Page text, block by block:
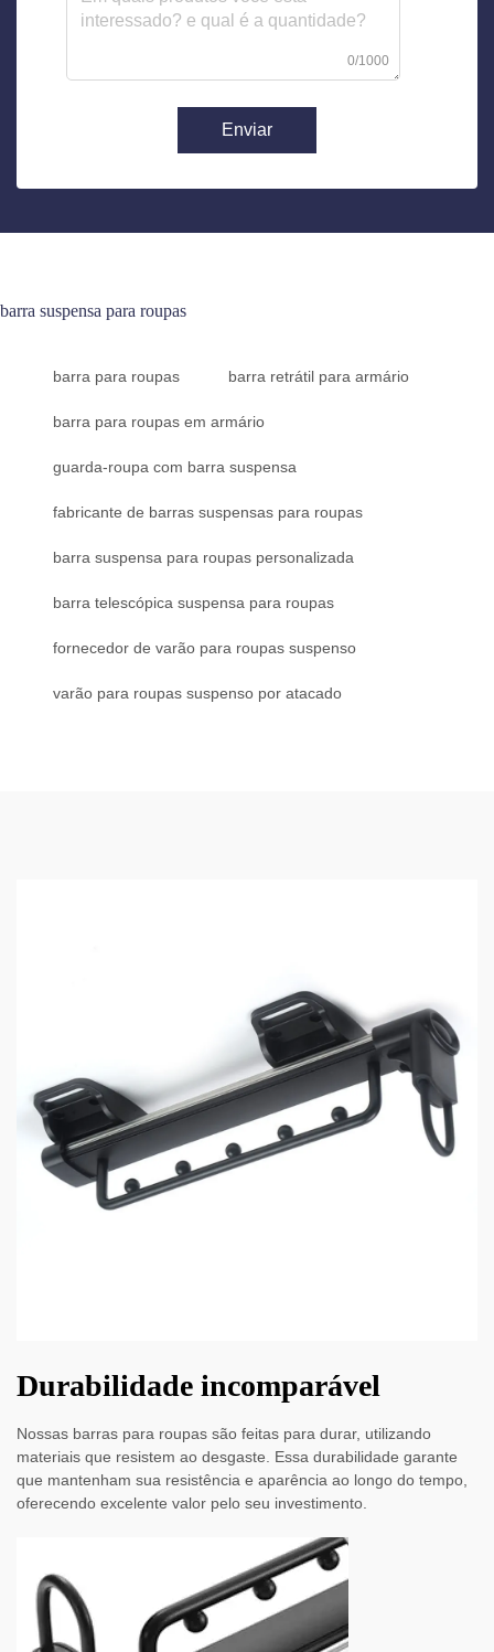
0/1000
Enviar
barra suspensa para roupas
barra para roupas barra retrátil para armário
barra para roupas em armário
guarda-roupa com barra suspensa
fabricante de barras suspensas para roupas
barra suspensa para roupas personalizada
barra telescópica suspensa para roupas
fornecedor de varão para roupas suspenso
varão para roupas suspenso por atacado
Durabilidade incomparável
Nossas barras para roupas são feitas para durar, utilizando
materiais que resistem ao desgaste. Essa durabilidade garante
que mantenham sua resistência e aparência ao longo do tempo,
oferecendo excelente valor pelo seu investimento.